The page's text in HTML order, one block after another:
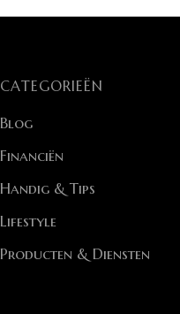
CATEGORIEËN
Blog
Financiën
Handig & Tips
Lifestyle
Producten & Diensten